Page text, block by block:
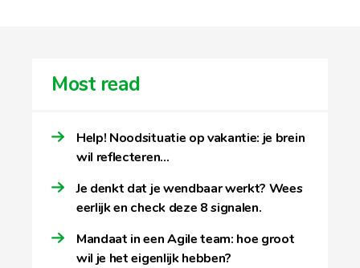
Most read
Help! Noodsituatie op vakantie: je brein
wil reflecteren…
Je denkt dat je wendbaar werkt? Wees
eerlijk en check deze 8 signalen.
Mandaat in een Agile team: hoe groot
wil je het eigenlijk hebben?